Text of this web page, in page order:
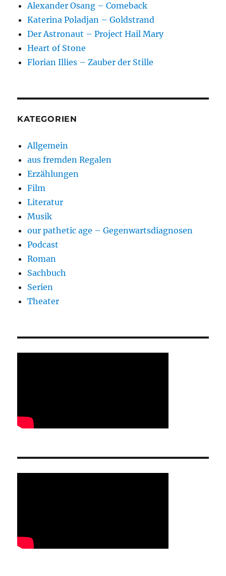
Alexander Osang – Comeback
Katerina Poladjan – Goldstrand
Der Astronaut – Project Hail Mary
Heart of Stone
Florian Illies – Zauber der Stille
KATEGORIEN
Allgemein
aus fremden Regalen
Erzählungen
Film
Literatur
Musik
our pathetic age – Gegenwartsdiagnosen
Podcast
Roman
Sachbuch
Serien
Theater